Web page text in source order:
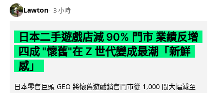
Lawton 3 小時
日本二手遊戲店減 90% 門市 業績反增
四成 "懷舊"在 Z 世代變成最潮「新鮮
感」
日本零售巨頭 GEO 將懷舊遊戲銷售門市從 1,000 間大幅減至